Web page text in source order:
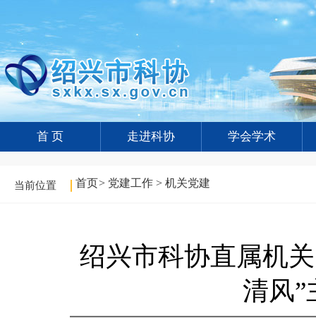
首 页 走进科协 学会学术
当前位置 首页> 党建工作 > 机关党建
绍兴市科协直属机
清风”